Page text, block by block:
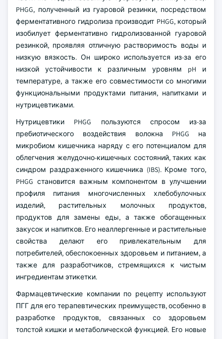
PHGG, полученный из гуаровой резинки, посредством
ферментативного гидролиза производит PHGG, который
изобилует ферментативно гидролизованной гуаровой
резинкой, проявляя отличную растворимость воды и
низкую вязкость. Он широко используется из-за его
низкой устойчивости к различным уровням pH и
температуре, а также его совместимости со многими
функциональными продуктами питания, напитками и
нутрицевтиками.
Нутрицевтики PHGG пользуются спросом из-за
пребиотического воздействия волокна PHGG на
микробиом кишечника наряду с его потенциалом для
облегчения желудочно-кишечных состояний, таких как
синдром раздраженного кишечника (IBS). Кроме того,
PHGG становится важным компонентом в улучшении
профиля питания многочисленных хлебобулочных
изделий, растительных молочных продуктов,
продуктов для замены еды, а также обогащенных
закусок и напитков. Его неаллергенные и растительные
свойства делают его привлекательным для
потребителей, обеспокоенных здоровьем и питанием, а
также для разработчиков, стремящихся к чистым
ингредиентам этикетки.
Фармацевтические компании по рецепту используют
ПГГ для его терапевтических преимуществ, особенно в
разработке продуктов, связанных со здоровьем
толстой кишки и метаболической функцией. Его новые